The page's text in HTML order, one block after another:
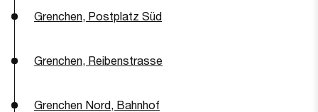
Grenchen, Postplatz Süd
Grenchen, Reibenstrasse
Grenchen Nord, Bahnhof